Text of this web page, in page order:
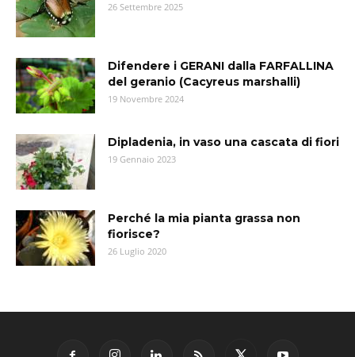
26 Settembre 2025
Difendere i GERANI dalla FARFALLINA
del geranio (Cacyreus marshalli)
19 Novembre 2024
Dipladenia, in vaso una cascata di fiori
19 Gennaio 2023
Perché la mia pianta grassa non
fiorisce?
26 Luglio 2020